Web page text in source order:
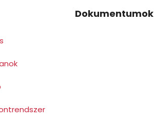
Dokumentumok